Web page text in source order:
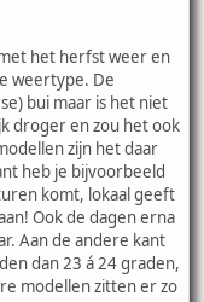
het herfst weer en
weertype. De
bui maar is het niet
droger en zou het ook
zijn het daar
heb je bijvoorbeeld
komt, lokaal geeft
Ook de dagen erna
Aan de andere kant
dan 23 á 24 graden,
modellen zitten er zo